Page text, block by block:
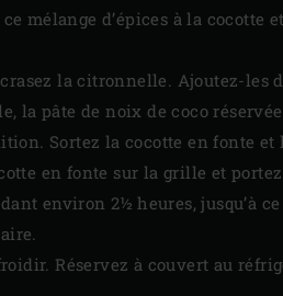
mélange d’épices à la cocotte
la citronnelle. Ajoutez-les
la pâte de noix de coco
Sortez la cocotte en fonte et
en fonte sur la grille et portez
environ 2½ heures, jusqu’à
Réservez à couvert au